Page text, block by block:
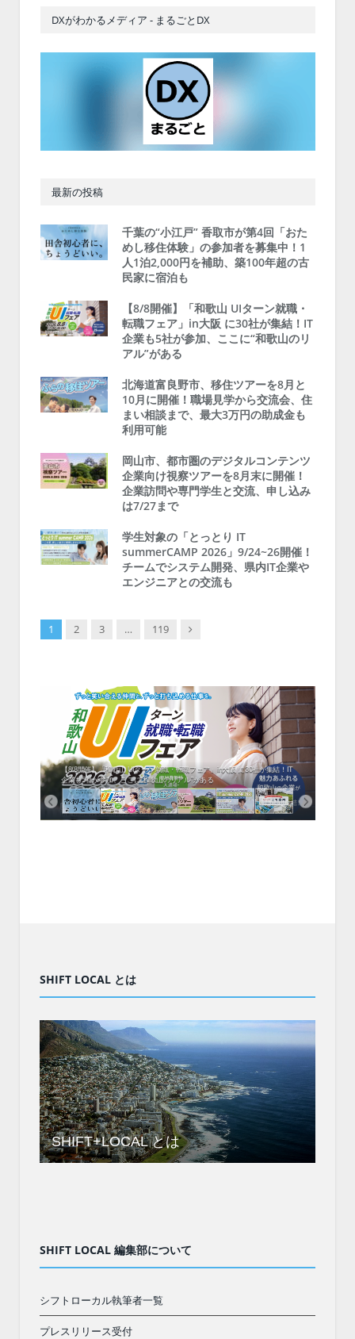
DXがわかるメディア - まるごとDX
最新の投稿
千葉の“小江戸” 香取市が第4回「おた
めし移住体験」の参加者を募集中！1
人1泊2,000円を補助、築100年超の古
民家に宿泊も
【8/8開催】「和歌山 UIターン就職・
転職フェア」in大阪 に30社が集結！IT
企業も5社が参加、ここに“和歌山のリ
アル”がある
北海道富良野市、移住ツアーを8月と
10月に開催！職場見学から交流会、住
まい相談まで、最大3万円の助成金も
利用可能
岡山市、都市圏のデジタルコンテンツ
企業向け視察ツアーを8月末に開催！
企業訪問や専門学生と交流、申し込み
は7/27まで
学生対象の「とっとり IT
summerCAMP 2026」9/24~26開催！
チームでシステム開発、県内IT企業や
エンジニアとの交流も
1 2 3 … 119 Next
【8/8開催】「和歌山 UIターン就職・転職フェア」in大阪 に30社が集結！IT
企業も5社が参加、ここに“和歌山のリアル”がある
SHIFT LOCAL とは
SHIFT+LOCAL とは
SHIFT LOCAL 編集部について
シフトローカル執筆者一覧
プレスリリース受付